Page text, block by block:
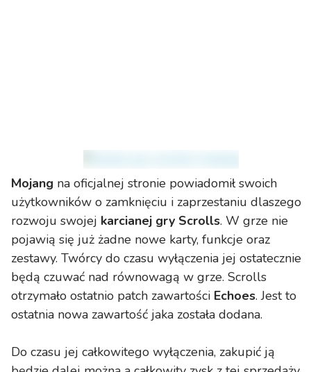
Mojang na oficjalnej stronie powiadomił swoich
użytkowników o zamknięciu i zaprzestaniu dlaszego
rozwoju swojej karcianej gry Scrolls. W grze nie
pojawią się już żadne nowe karty, funkcje oraz
zestawy. Twórcy do czasu wyłączenia jej ostatecznie
będą czuwać nad równowagą w grze. Scrolls
otrzymało ostatnio patch zawartości Echoes. Jest to
ostatnia nowa zawartość jaka została dodana.
Do czasu jej całkowitego wyłączenia, zakupić ją